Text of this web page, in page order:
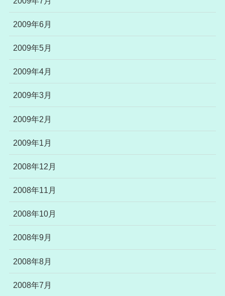
2009年6月
2009年5月
2009年4月
2009年3月
2009年2月
2009年1月
2008年12月
2008年11月
2008年10月
2008年9月
2008年8月
2008年7月